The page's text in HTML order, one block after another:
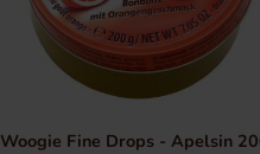
Woogie Fine Drops - Apelsin